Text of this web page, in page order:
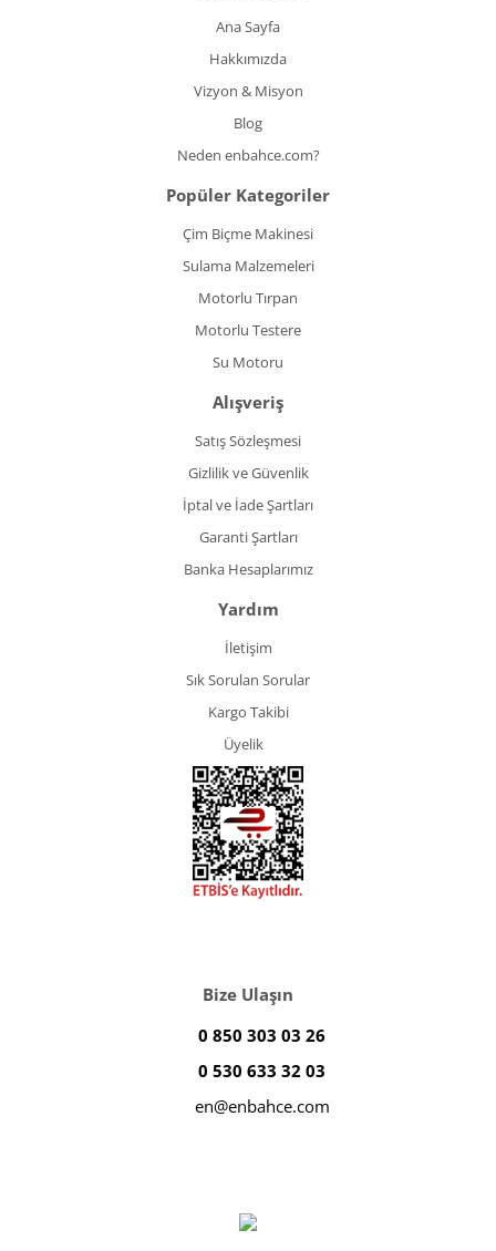
Ana Sayfa
Hakkımızda
Vizyon & Misyon
Blog
Neden enbahce.com?
Popüler Kategoriler
Çim Biçme Makinesi
Sulama Malzemeleri
Motorlu Tırpan
Motorlu Testere
Su Motoru
Alışveriş
Satış Sözleşmesi
Gizlilik ve Güvenlik
İptal ve İade Şartları
Garanti Şartları
Banka Hesaplarımız
Yardım
İletişim
Sık Sorulan Sorular
Kargo Takibi
Üyelik
Bize Ulaşın
0 850 303 03 26
0 530 633 32 03
en@enbahce.com